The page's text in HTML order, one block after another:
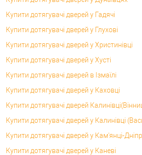
Купити дотягувачі дверей у Гадячі
Купити дотягувачі дверей у Глухові
Купити дотягувачі дверей у Христинівці
Купити дотягувачі дверей у Хусті
Купити дотягувачі дверей в Ізмаїлі
Купити дотягувачі дверей у Каховці
Купити дотягувачі дверей
Купити дотягувачі дверей у Калинівці
Купити дотягувачі дверей у Кам'янці-
Купити дотягувачі дверей у Каневі